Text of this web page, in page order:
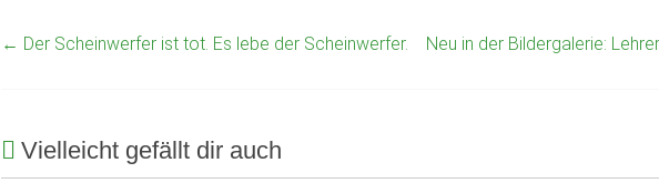
← Der Scheinwerfer ist tot. Es lebe der Scheinwerfer. Neu in der Bildergalerie:
Vielleicht gefällt dir auch